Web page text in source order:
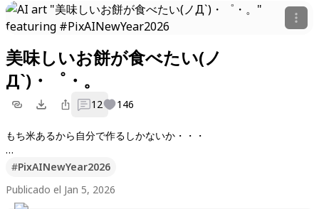
美味しいお餅が食べたい(ノ
Д`)・゜・。
12 146
もち米あるから自分で作るしかないか・・・
I have some glutinous rice so I guess I'll just have to make it mys
#PixAINewYear2026
Publicado el Jan 5, 2026